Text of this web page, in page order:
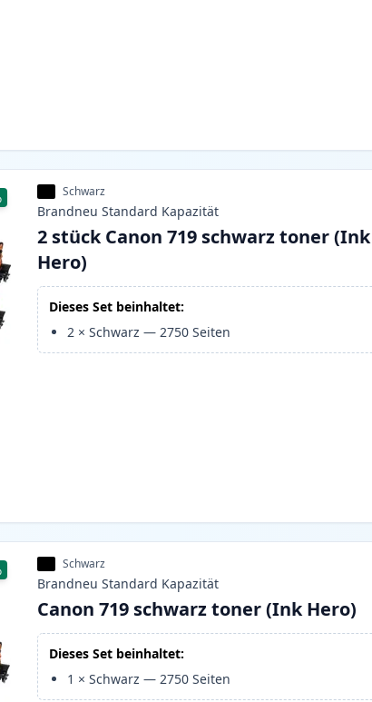
Schwarz
Brandneu Standard Kapazität
2 stück Canon 719 schwarz toner (Ink
Hero)
Dieses Set beinhaltet:
2 ×Schwarz —2750 Seiten
Schwarz
Brandneu Standard Kapazität
Canon 719 schwarz toner (Ink Hero)
Dieses Set beinhaltet:
1 ×Schwarz —2750 Seiten